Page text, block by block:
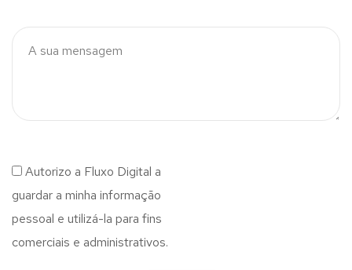
Autorizo a Fluxo Digital a
guardar a minha informação
pessoal e utilizá-la para fins
comerciais e administrativos.